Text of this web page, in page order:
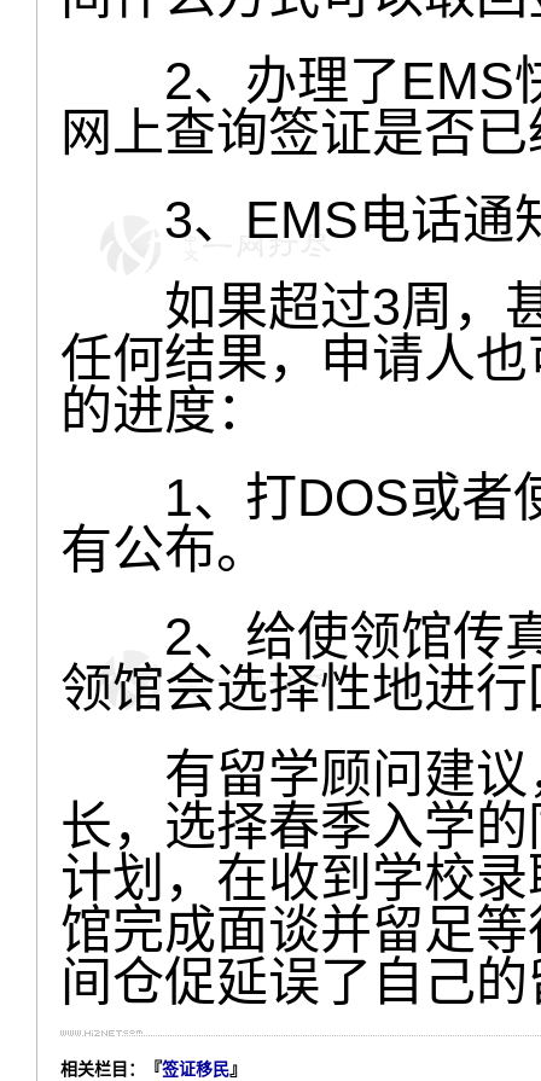
2、办理了EMS
网上查询签证是否
3、EMS电话通
如果超过3周，甚
任何结果，申请人
的进度：
1、打DOS或者
有公布。
2、给使领馆传真
领馆会选择性地进
有留学顾问建议
长，选择春季入学
计划，在收到学校
馆完成面谈并留足
间仓促延误了自己
相关栏目：『签证移民』